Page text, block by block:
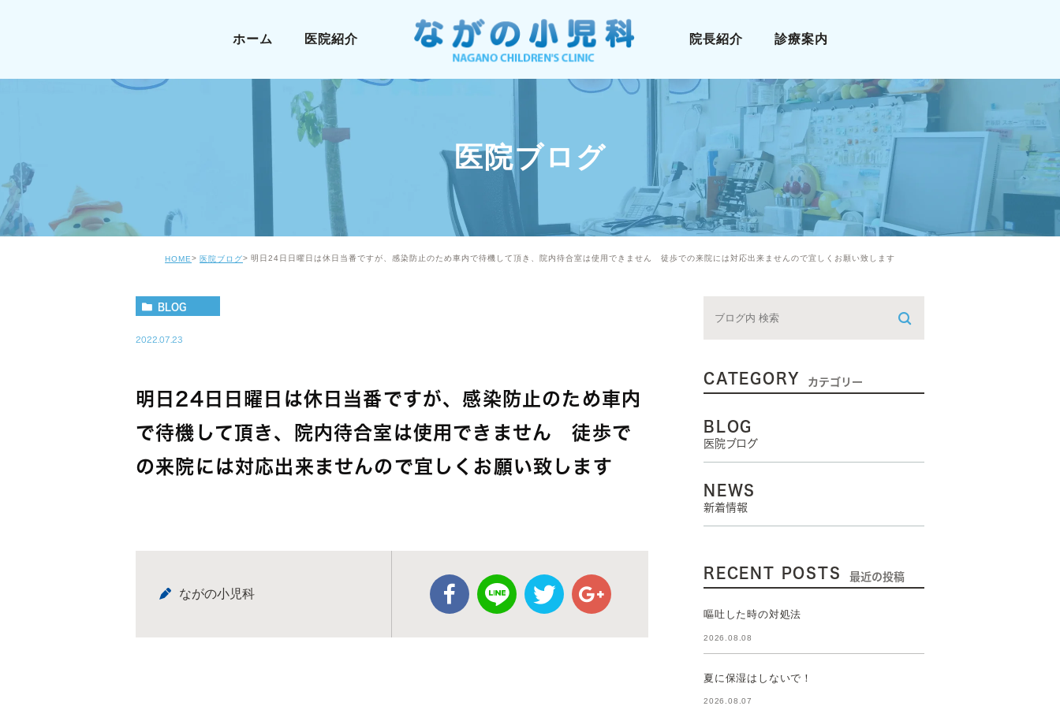
ホーム 医院紹介 院長紹介 診療案内
小児科
アレルギー科
漢方診療
栄養療法
予防接種
医院ブログ
HOME 医院ブログ 明日24日日曜日は休日当番ですが、感染防止のため車内で待機して頂き、院内待合室は使用できません 徒歩での来院には対応出来ませんので宜しくお願い致します
BLOG
2022.07.23
明日24日日曜日は休日当番ですが、感染防止のため車内
で待機して頂き、院内待合室は使用できません 徒歩で
の来院には対応出来ませんので宜しくお願い致します
ながの小児科
CATEGORY カテゴリー
BLOG
医院ブログ
NEWS
新着情報
RECENT POSTS 最近の投稿
嘔吐した時の対処法
2026.08.08
夏に保湿はしないで！
2026.08.07